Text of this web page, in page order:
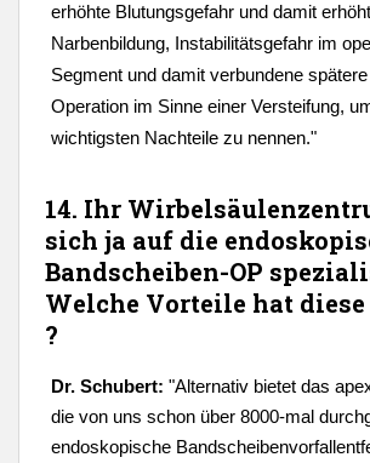
erhöhte Blutungsgefahr und damit
Narbenbildung, Instabilitätsgefahr im
Segment und damit verbundene
Operation im Sinne einer Versteifung,
wichtigsten Nachteile zu nennen."
14. Ihr
sich ja auf die
Bandscheiben-OP
Welche Vorteile hat
?
Dr. Schubert: "Alternativ bietet das
die von uns schon über 8000-mal
endoskopische